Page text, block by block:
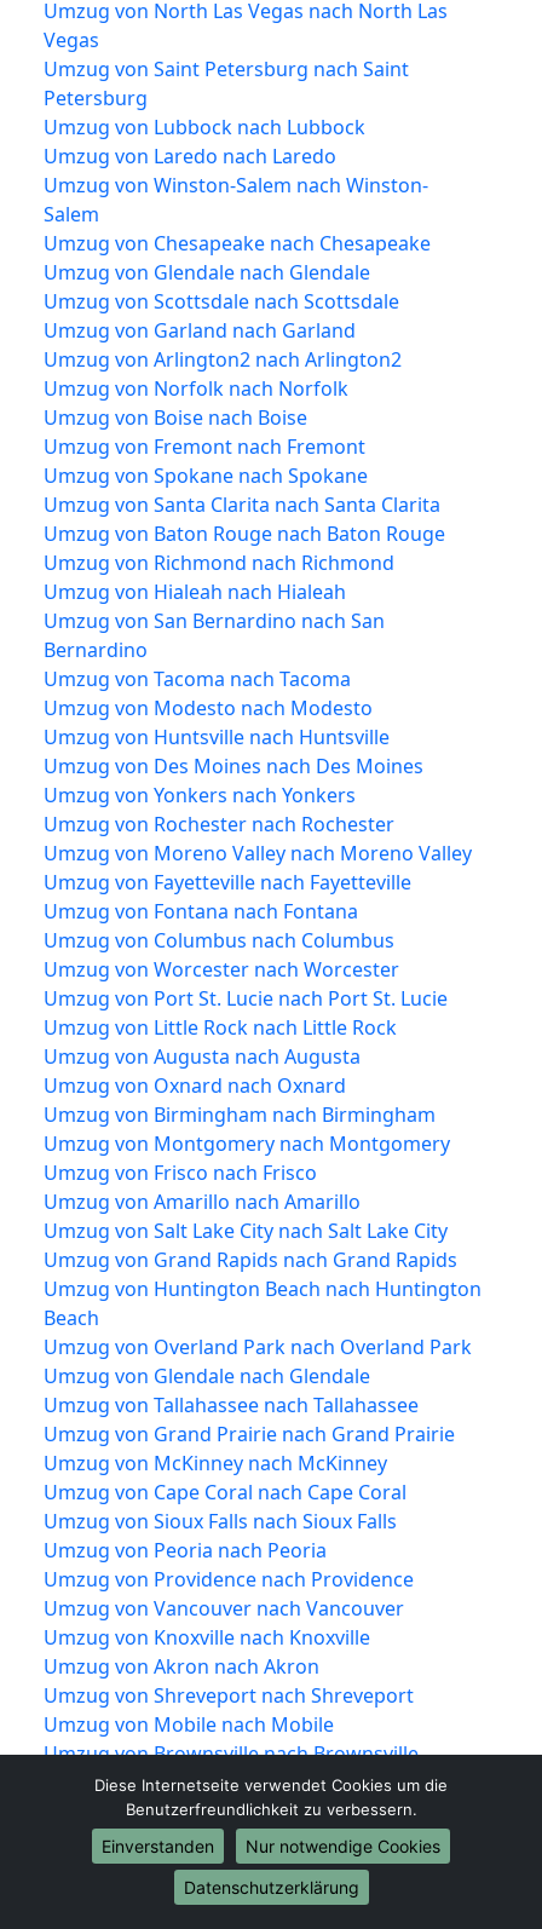
Umzug von North Las Vegas nach North Las
Vegas
Umzug von Saint Petersburg nach Saint
Petersburg
Umzug von Lubbock nach Lubbock
Umzug von Laredo nach Laredo
Umzug von Winston-Salem nach Winston-
Salem
Umzug von Chesapeake nach Chesapeake
Umzug von Glendale nach Glendale
Umzug von Scottsdale nach Scottsdale
Umzug von Garland nach Garland
Umzug von Arlington2 nach Arlington2
Umzug von Norfolk nach Norfolk
Umzug von Boise nach Boise
Umzug von Fremont nach Fremont
Umzug von Spokane nach Spokane
Umzug von Santa Clarita nach Santa Clarita
Umzug von Baton Rouge nach Baton Rouge
Umzug von Richmond nach Richmond
Umzug von Hialeah nach Hialeah
Umzug von San Bernardino nach San
Bernardino
Umzug von Tacoma nach Tacoma
Umzug von Modesto nach Modesto
Umzug von Huntsville nach Huntsville
Umzug von Des Moines nach Des Moines
Umzug von Yonkers nach Yonkers
Umzug von Rochester nach Rochester
Umzug von Moreno Valley nach Moreno Valley
Umzug von Fayetteville nach Fayetteville
Umzug von Fontana nach Fontana
Umzug von Columbus nach Columbus
Umzug von Worcester nach Worcester
Umzug von Port St. Lucie nach Port St. Lucie
Umzug von Little Rock nach Little Rock
Umzug von Augusta nach Augusta
Umzug von Oxnard nach Oxnard
Umzug von Birmingham nach Birmingham
Umzug von Montgomery nach Montgomery
Umzug von Frisco nach Frisco
Umzug von Amarillo nach Amarillo
Umzug von Salt Lake City nach Salt Lake City
Umzug von Grand Rapids nach Grand Rapids
Umzug von Huntington Beach nach Huntington
Beach
Umzug von Overland Park nach Overland Park
Umzug von Glendale nach Glendale
Umzug von Tallahassee nach Tallahassee
Umzug von Grand Prairie nach Grand Prairie
Umzug von McKinney nach McKinney
Umzug von Cape Coral nach Cape Coral
Umzug von Sioux Falls nach Sioux Falls
Umzug von Peoria nach Peoria
Umzug von Providence nach Providence
Umzug von Vancouver nach Vancouver
Umzug von Knoxville nach Knoxville
Umzug von Akron nach Akron
Umzug von Shreveport nach Shreveport
Umzug von Mobile nach Mobile
Umzug von Brownsville nach Brownsville
Umzug von Newport News nach Newport
Umzug von Fort Lauderdale nach Fort
Lauderdale
Umzug von Chattanooga nach Chattanooga
Diese Internetseite verwendet Cookies um die
Benutzerfreundlichkeit zu verbessern.
Einverstanden
Nur notwendige Cookies
Datenschutzerklärung